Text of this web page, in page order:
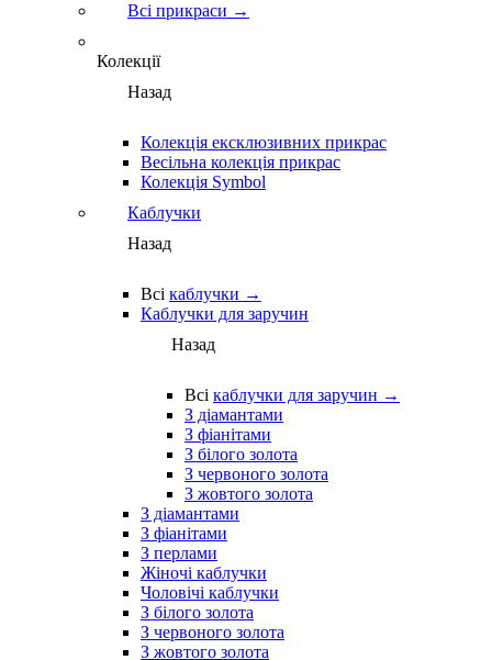
Всі прикраси →
Колекції
Назад
Колекція ексклюзивних прикрас
Весільна колекція прикрас
Колекція Symbol
Каблучки
Назад
Всі каблучки →
Каблучки для заручин
Назад
Всі каблучки для заручин →
З діамантами
З фіанітами
З білого золота
З червоного золота
З жовтого золота
З діамантами
З фіанітами
З перлами
Жіночі каблучки
Чоловічі каблучки
З білого золота
З червоного золота
З жовтого золота